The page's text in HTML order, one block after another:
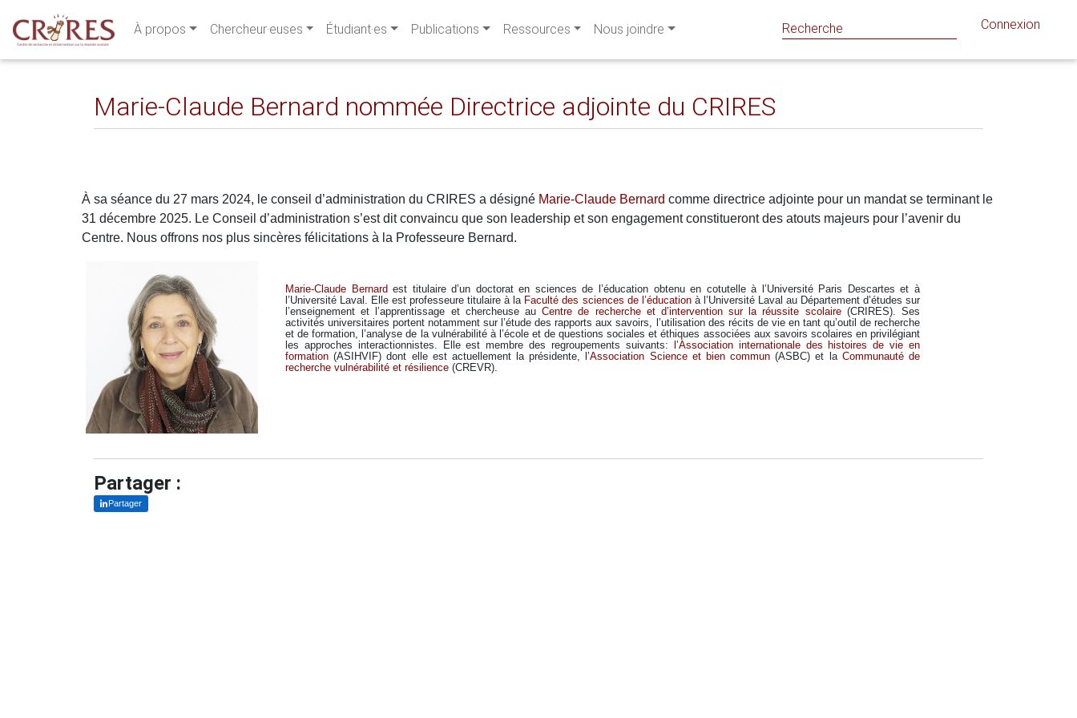
À propos Chercheur·euses Étudiant·es Publications Ressources Nous joindre Connexion
Marie-Claude Bernard nommée Directrice adjointe du CRIRES
À sa séance du 27 mars 2024, le conseil d’administration du CRIRES a désigné Marie-Claude Bernard comme directrice adjointe pour un mandat se terminant le
31 décembre 2025. Le Conseil d’administration s’est dit convaincu que son leadership et son engagement constitueront des atouts majeurs pour l’avenir du
Centre. Nous offrons nos plus sincères félicitations à la Professeure Bernard.
Marie-Claude Bernard est titulaire d’un doctorat en sciences de l’éducation obtenu en cotutelle à l’Université Paris Descartes et à
l’Université Laval. Elle est professeure titulaire à la Faculté des sciences de l’éducationà l’Université Laval au Département d’études sur
l’enseignement et l’apprentissage et chercheuse auCentre de recherche et d’intervention sur la réussite scolaire(CRIRES). Ses
activités universitaires portent notamment sur l’étude des rapports aux savoirs, l’utilisation des récits de vie en tant qu’outil de recherche
et de formation, l’analyse de la vulnérabilité à l’école et de questions sociales et éthiques associées aux savoirs scolaires en privilégiant
les approches interactionnistes. Elle est membre des regroupements suivants:
l’Association internationale des histoires de vie en
formation (ASIHVIF) dont elle est actuellement la présidente, l’Association Science et bien commun (ASBC) et la Communauté de
recherche vulnérabilité et résilience (CREVR).
Partager :
Partager